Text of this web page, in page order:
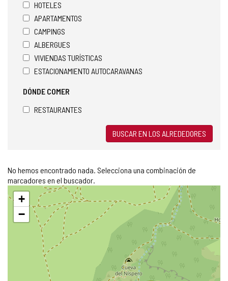
HOTELES
APARTAMENTOS
CAMPINGS
ALBERGUES
VIVIENDAS TURÍSTICAS
ESTACIONAMIENTO AUTOCARAVANAS
DÓNDE COMER
RESTAURANTES
BUSCAR EN LOS ALREDEDORES
No hemos encontrado nada. Selecciona una combinación de
marcadores en el buscador.
Saltar
mapa
+
−